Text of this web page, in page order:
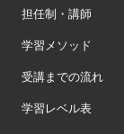
担任制・講師
学習メソッド
受講までの流れ
学習レベル表